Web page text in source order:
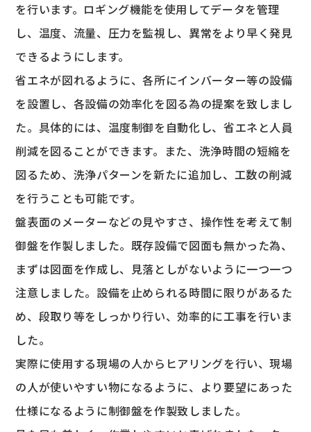
を行います。ロギング機能を使用してデータを管理
し、温度、流量、圧力を監視し、異常をより早く発見
できるようにします。
省エネが図れるように、各所にインバーター等の設備
を設置し、各設備の効率化を図る為の提案を致しまし
た。具体的には、温度制御を自動化し、省エネと人員
削減を図ることができます。また、洗浄時間の短縮を
図るため、洗浄パターンを新たに追加し、工数の削減
を行うことも可能です。
盤表面のメーターなどの見やすさ、操作性を考えて制
御盤を作製しました。既存設備で図面も無かった為、
まずは図面を作成し、見落としがないように一つ一つ
注意しました。設備を止められる時間に限りがあるた
め、段取り等をしっかり行い、効率的に工事を行いま
した。
実際に使用する現場の人からヒアリングを行い、現場
の人が使いやすい物になるように、より要望にあった
仕様になるように制御盤を作製致しました。